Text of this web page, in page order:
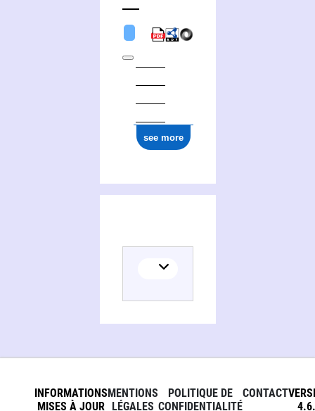
see more
INFORMATIONS
MISES À JOUR
MENTIONS
LÉGALES
POLITIQUE DE
CONFIDENTIALITÉ
CONTACT